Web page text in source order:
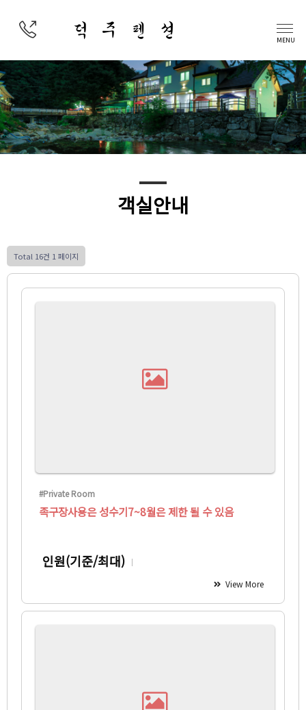
덕 주 펜 션
MENU
객실안내
Total 16건 1 페이지
#Private Room
족구장사용은 성수기7~8월은 제한 될 수 있음
인원(기준/최대)
View More